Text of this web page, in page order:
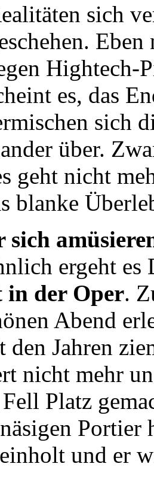
sich
Hightech-
es, das
sich
über.
geht nicht
blanke
sich
ergeht es
in der Oper.
Abend
den Jahren
nicht mehr
Platz
Portier
und er